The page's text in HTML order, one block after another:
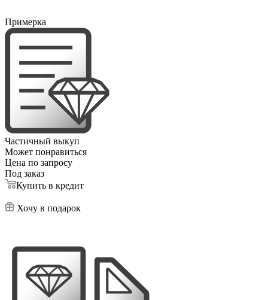
Примерка
Частичный выкуп
Может понравиться
Цена по запросу
Под заказ
Купить в кредит
Хочу в подарок